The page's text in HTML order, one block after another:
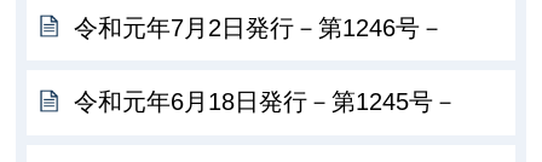
令和元年7月2日発行－第1246号－
令和元年6月18日発行－第1245号－